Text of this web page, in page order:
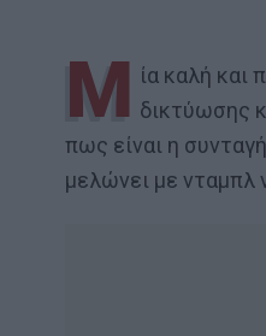
Μ ία καλή και
δικτύωσης
πως είναι η
μελώνει με νταμπλ